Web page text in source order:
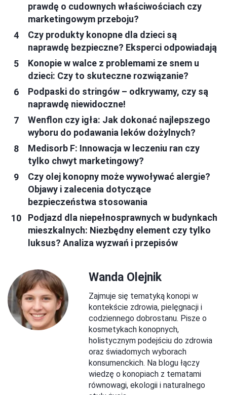
prawdę o cudownych właściwościach czy
marketingowym przeboju?
Czy produkty konopne dla dzieci są
naprawdę bezpieczne? Eksperci odpowiadają
Konopie w walce z problemami ze snem u
dzieci: Czy to skuteczne rozwiązanie?
Podpaski do stringów – odkrywamy, czy są
naprawdę niewidoczne!
Wenflon czy igła: Jak dokonać najlepszego
wyboru do podawania leków dożylnych?
Medisorb F: Innowacja w leczeniu ran czy
tylko chwyt marketingowy?
Czy olej konopny może wywoływać alergie?
Objawy i zalecenia dotyczące
bezpieczeństwa stosowania
Podjazd dla niepełnosprawnych w budynkach
mieszkalnych: Niezbędny element czy tylko
luksus? Analiza wyzwań i przepisów
Wanda Olejnik
Zajmuje się tematyką konopi w
kontekście zdrowia, pielęgnacji i
codziennego dobrostanu. Pisze o
kosmetykach konopnych,
holistycznym podejściu do zdrowia
oraz świadomych wyborach
konsumenckich. Na blogu łączy
wiedzę o konopiach z tematami
równowagi, ekologii i naturalnego